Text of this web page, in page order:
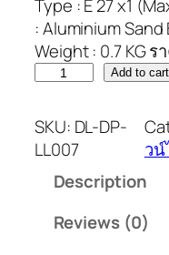
Type : E 27 x1
: Aluminium
Weight : 0.7 KG
Add to cart
SKU: DL-DP-
LL007
ว
Description
Reviews (0)